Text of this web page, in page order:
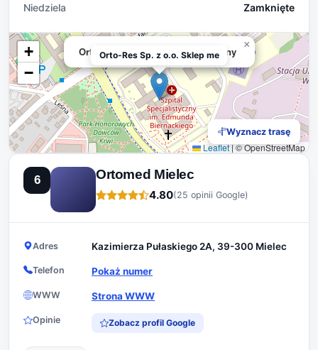
Niedziela Zamknięte
Orto-Res Sp. z o.o. Sklep medyczny
×
+
−
Leaflet|© OpenStreetMap
Orto-Res Sp. z o.o. Sklep me
Wyznacz trasę
6 Ortomed Mielec
4.80(25 opinii Google)
Adres Kazimierza Pułaskiego 2A, 39-300 Mielec
Telefon Pokaż numer
WWW Strona WWW
Opinie Zobacz profil Google